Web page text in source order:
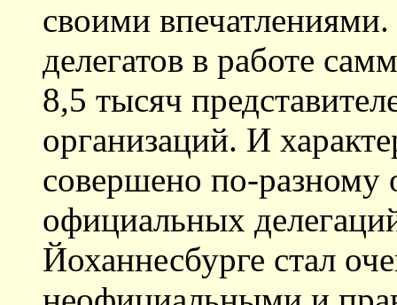
своими
делегатов в работе
8,5 тысяч
организаций. И
совершено по-разному
официальных
Йоханнесбурге стал